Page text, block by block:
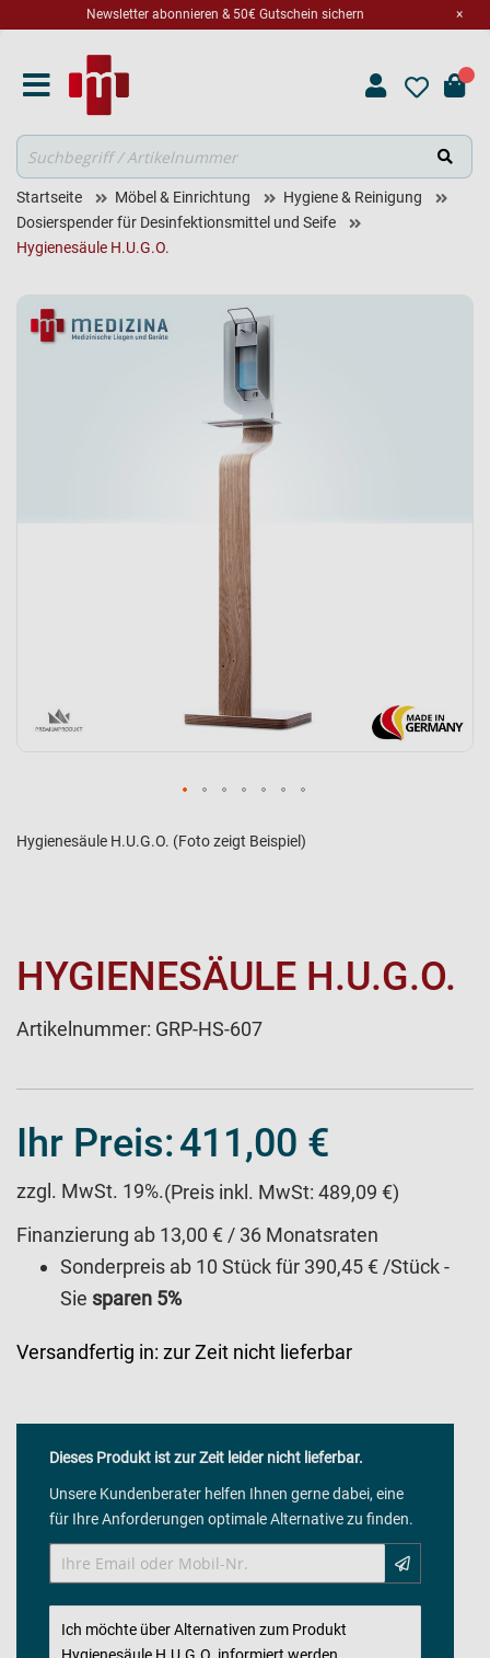
×
Newsletter abonnieren & 50€ Gutschein sichern
Suche
Startseite Möbel & Einrichtung
Hygiene & Reinigung
Dosierspender für Desinfektionsmittel und Seife
Hygienesäule H.U.G.O.
Hygienesäule H.U.G.O. (Foto zeigt Beispiel)
HYGIENESÄULE H.U.G.O.
Artikelnummer: GRP-HS-607
Ihr Preis:411,00 €
zzgl. MwSt. 19%.(Preis inkl. MwSt: 489,09 €)
Finanzierung ab 13,00 € / 36 Monatsraten
Sonderpreis ab 10 Stück für 390,45 € /Stück -
Sie sparen 5%
Versandfertig in: zur Zeit nicht lieferbar
Dieses Produkt ist zur Zeit leider nicht lieferbar.
Unsere Kundenberater helfen Ihnen gerne dabei, eine
für Ihre Anforderungen optimale Alternative zu finden.